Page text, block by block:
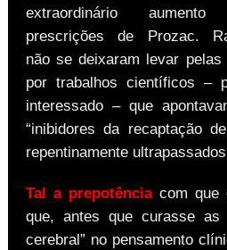
extraordinário
prescrições de Prozac.
não se deixaram levar
por trabalhos científicos –
interessado – que
“inibidores da recaptação
repentinamente
Tal a prepotênciacom que
que, antes que curasse as
cerebral” no pensamento